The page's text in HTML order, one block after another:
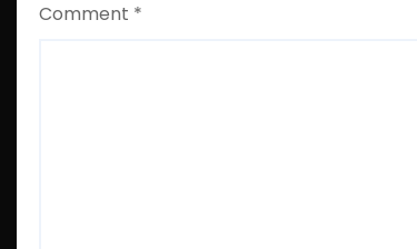
Comment *